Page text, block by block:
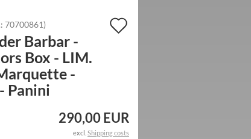
70700861)
Barbar -
Box - LIM.
-
Panini
290,00 EUR
excl. Shipping costs